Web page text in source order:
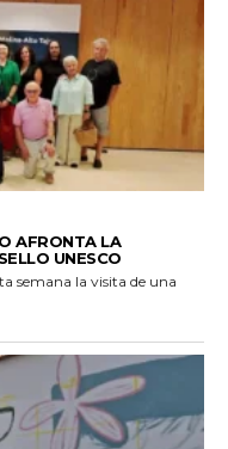
AFRONTA LA
UNESCO
semana la visita de una